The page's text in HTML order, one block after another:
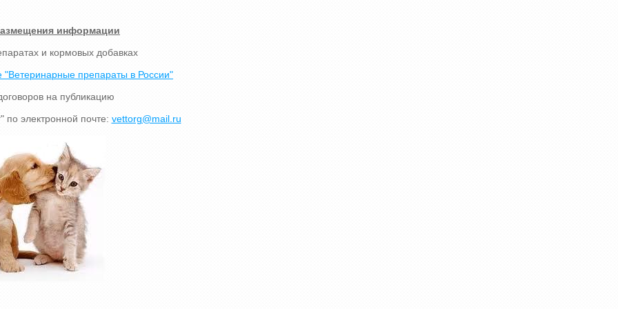
информации
и кормовых добавках
"Ветеринарные препараты в России"
на публикацию
электронной почте: vettorg@mail.ru